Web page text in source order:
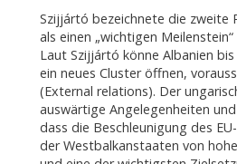
Szijjártó bezeichnete die zweite
als einen „wichtigen
Laut Szijjártó könne Albanien bis
ein neues Cluster öffnen,
(External relations). Der
auswärtige Angelegenheiten
dass die Beschleunigung des
der Westbalkanstaaten von